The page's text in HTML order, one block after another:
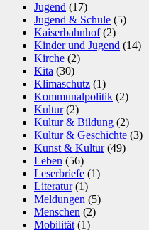
Jugend (17)
Jugend & Schule (5)
Kaiserbahnhof(2)
Kinder und Jugend (14)
Kirche (2)
Kita (30)
Klimaschutz (1)
Kommunalpolitik (2)
Kultur(2)
Kultur & Bildung (2)
Kultur & Geschichte (3)
Kunst & Kultur(49)
Leben (56)
Leserbriefe (1)
Literatur(1)
Meldungen (5)
Menschen (2)
Mobilität (1)